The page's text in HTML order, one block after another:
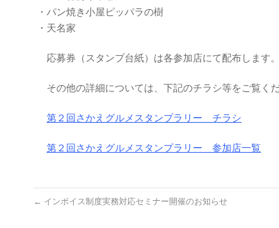
・パン焼き小屋ピッパラの樹
・天名家
応募券（スタンプ台紙）は各参加店にて配布します。
その他の詳細については、下記のチラシ等をご覧くだ
第２回さかえグルメスタンプラリー チラシ
第２回さかえグルメスタンプラリー 参加店一覧
← インボイス制度実務対応セミナー開催のお知らせ